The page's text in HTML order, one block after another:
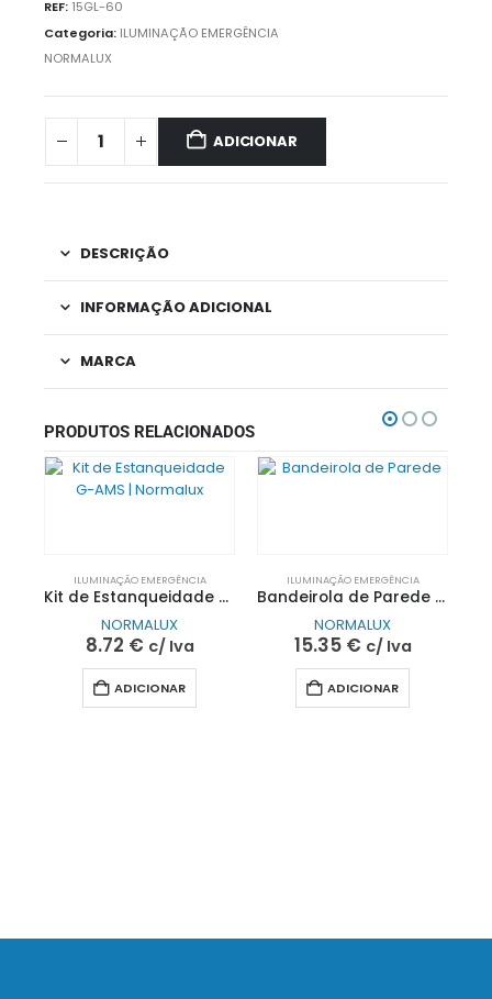
REF: 15GL-60
Categoria: ILUMINAÇÃO EMERGÊNCIA
NORMALUX
ADICIONAR
DESCRIÇÃO
INFORMAÇÃO ADICIONAL
MARCA
PRODUTOS RELACIONADOS
ILUMINAÇÃO EMERGÊNCIA
Kit de Estanqueidade G-AMS | Normalux
NORMALUX
8.72 € c/ Iva
ADICIONAR
ILUMINAÇÃO EMERGÊNCIA
Bandeirola de Parede para Armadura GS | NORMALUX
NORMALUX
15.35 € c/ Iva
ADICIONAR